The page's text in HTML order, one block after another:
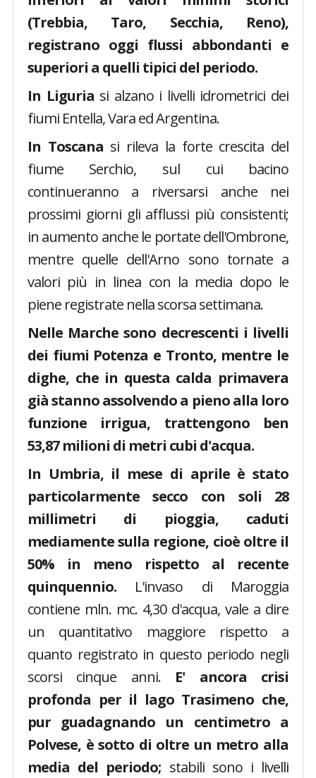
(Trebbia, Taro, Secchia, Reno),
registrano oggi flussi abbondanti e
superiori a quelli tipici del periodo.
In Liguria si alzano i livelli idrometrici dei
fiumi Entella, Vara ed Argentina.
In Toscana si rileva la forte crescita del
fiume Serchio, sul cui bacino
continueranno a riversarsi anche nei
prossimi giorni gli afflussi più consistenti;
in aumento anche le portate dell'Ombrone,
mentre quelle dell'Arno sono tornate a
valori più in linea con la media dopo le
piene registrate nella scorsa settimana.
Nelle Marche sono decrescenti i livelli
dei fiumi Potenza e Tronto, mentre le
dighe, che in questa calda primavera
già stanno assolvendo a pieno alla loro
funzione irrigua, trattengono ben
53,87 milioni di metri cubi d'acqua.
In Umbria, il mese di aprile è stato
particolarmente secco con soli 28
millimetri di pioggia, caduti
mediamente sulla regione, cioè oltre il
50% in meno rispetto al recente
quinquennio. L'invaso di Maroggia
contiene mln. mc. 4,30 d'acqua, vale a dire
un quantitativo maggiore rispetto a
quanto registrato in questo periodo negli
scorsi cinque anni. E' ancora crisi
profonda per il lago Trasimeno che,
pur guadagnando un centimetro a
Polvese, è sotto di oltre un metro alla
media del periodo; stabili sono i livelli